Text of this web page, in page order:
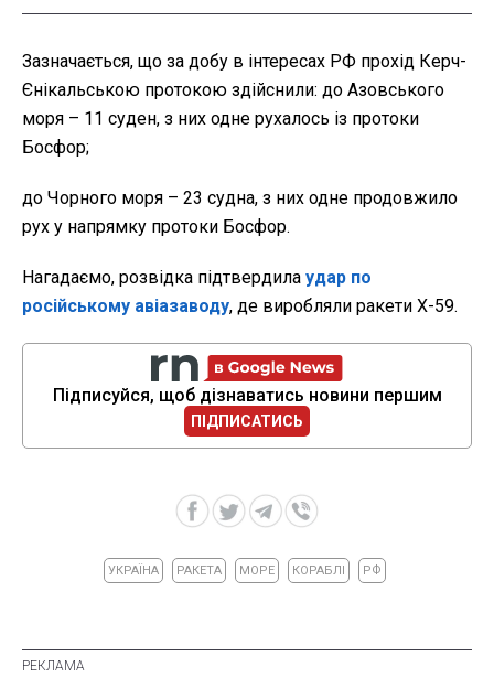
Зазначається, що за добу в інтересах РФ прохід Керч-
Єнікальською протокою здійснили: до Азовського
моря – 11 суден, з них одне рухалось із протоки
Босфор;
до Чорного моря – 23 судна, з них одне продовжило
рух у напрямку протоки Босфор.
Нагадаємо, розвідка підтвердила удар по
російському авіазаводу, де виробляли ракети Х-59.
Підписуйся, щоб дізнаватись новини першим
ПІДПИСАТИСЬ
УКРАЇНА РАКЕТА МОРЕ КОРАБЛІ РФ